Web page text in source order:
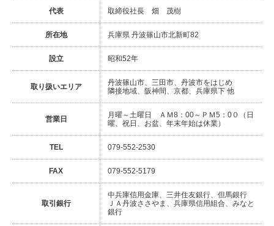
代表 取締役社長 畑 茂樹
所在地 兵庫県 丹波篠山市北新町82
設立 昭和52年
取り扱いエリア
丹波篠山市、三田市、丹波市をはじめ
隣接地域、阪神間、京都、兵庫県下 他
営業日
月曜～土曜日 ＡＭ8：00～ＰＭ5：0０（日
曜、祝日、お盆、年末年始は休業）
TEL 079-552-2530
FAX 079-552-5179
取引銀行
中兵庫信用金庫、三井住友銀行、但馬銀行
ＪＡ丹波ささやま、兵庫県信用組合、みなと
銀行